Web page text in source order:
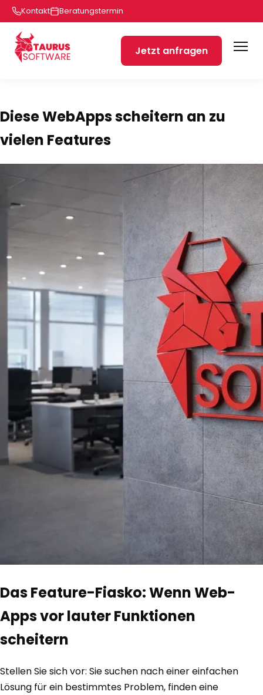
Kontakt Beratungstermin
Jetzt anfragen
Diese WebApps scheitern an zu
vielen Features
Das Feature-Fiasko: Wenn Web-
Apps vor lauter Funktionen
scheitern
Stellen Sie sich vor: Sie suchen nach einer einfachen
Lösung für ein bestimmtes Problem, finden eine